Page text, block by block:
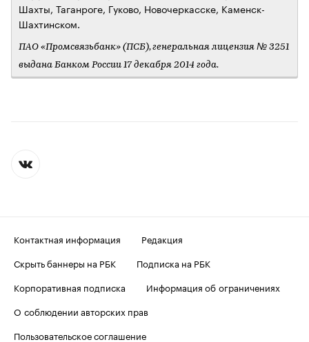
Шахты, Таганроге, Гуково, Новочеркасске, Каменск-
Шахтинском.
ПАО «Промсвязьбанк» (ПСБ), генеральная лицензия № 3251
выдана Банком России 17 декабря 2014 года.
Контактная информация
Редакция
Скрыть баннеры на РБК
Подписка на РБК
Корпоративная подписка
Информация об ограничениях
О соблюдении авторских прав
Пользовательское соглашение